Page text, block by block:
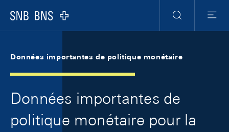
Logo
RechercheMenu
Données importantes de politique monétaire
Données importantes de
politique monétaire pour la